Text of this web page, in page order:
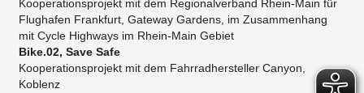
Kooperationsprojekt mit dem Regionalverband Rhein-Main für
Flughafen Frankfurt, Gateway Gardens, im Zusammenhang
mit Cycle Highways im Rhein-Main Gebiet
Bike.02, Save Safe
Kooperationsprojekt mit dem Fahrradhersteller Canyon,
Koblenz